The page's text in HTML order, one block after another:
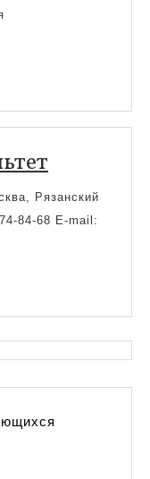
Рязанский
84-68 E-mail: